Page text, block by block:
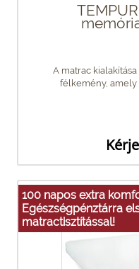
A matrac
félkemény, amely
100 napos extra
Egészségpénztárra
matractisztítással!